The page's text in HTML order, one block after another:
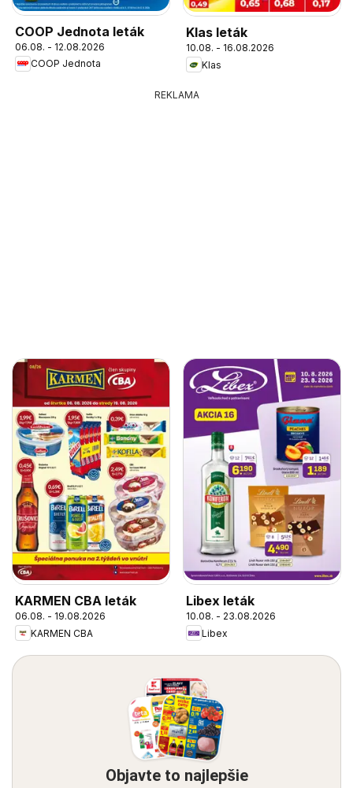
COOP Jednota leták
06.08. - 12.08.2026
COOP Jednota
Klas leták
10.08. - 16.08.2026
Klas
REKLAMA
KARMEN CBA leták
06.08. - 19.08.2026
KARMEN CBA
Libex leták
10.08. - 23.08.2026
Libex
Objavte to najlepšie